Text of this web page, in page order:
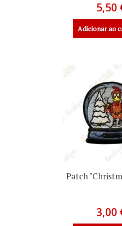
5,50
Adicionar ao
Patch
3,00